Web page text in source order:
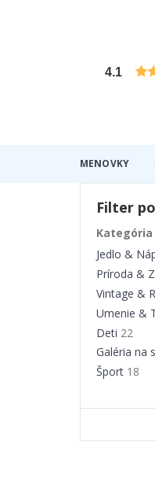
4.1
MENOVKY
Filter
Kategória
Jedlo &
Príroda &
Vintage &
Umenie &
Deti 22
Galéria na
Šport 18